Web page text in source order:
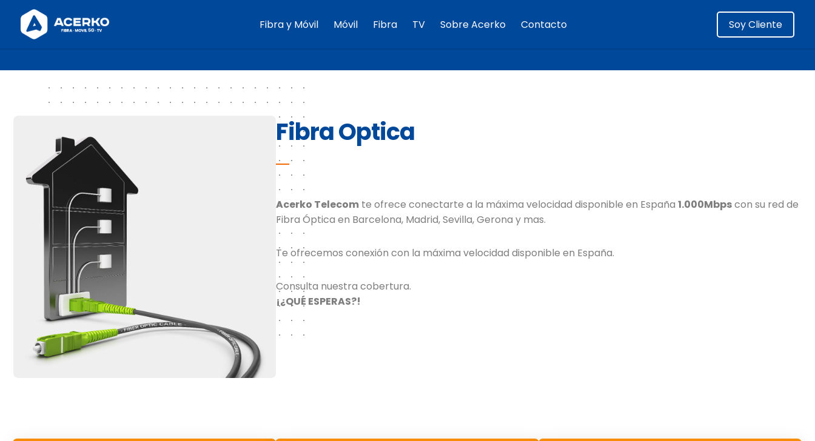
Fibra y Móvil Móvil Fibra TV Sobre Acerko Contacto Soy Cliente
Fibra Optica
Fibra Optica
Acerko Telecom te ofrece conectarte a la máxima velocidad disponible en España1.000Mbpscon su red de
Fibra Óptica en Barcelona, Madrid, Sevilla, Gerona y mas.
Te ofrecemos conexión con la máxima velocidad disponible en España.
Consulta nuestra cobertura.
¡¿QUÉ ESPERAS?!